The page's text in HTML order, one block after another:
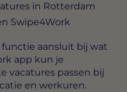
in Rotterdam
Swipe4Work
aansluit bij wat
app kun je
vacatures passen bij
en werkuren.